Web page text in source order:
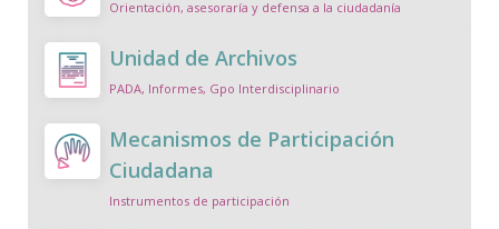
Orientación, asesoraría y defensa a la ciudadanía
Unidad de Archivos
PADA, Informes, Gpo Interdisciplinario
Mecanismos de Participación
Ciudadana
Instrumentos de participación